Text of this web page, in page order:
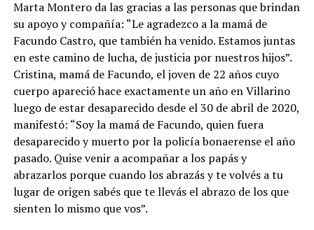
Marta Montero da las gracias a las personas que brindan
su apoyo y compañía: “Le agradezco a la mamá de
Facundo Castro, que también ha venido. Estamos juntas
en este camino de lucha, de justicia por nuestros hijos”.
Cristina, mamá de Facundo, el joven de 22 años cuyo
cuerpo apareció hace exactamente un año en Villarino
luego de estar desaparecido desde el 30 de abril de 2020,
manifestó: “Soy la mamá de Facundo, quien fuera
desaparecido y muerto por la policía bonaerense el año
pasado. Quise venir a acompañar a los papás y
abrazarlos porque cuando los abrazás y te volvés a tu
lugar de origen sabés que te llevás el abrazo de los que
sienten lo mismo que vos”.